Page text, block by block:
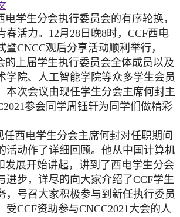
电学生分会执行委员会的有序轮换，
春活力。12月28日晚8时，CCF西电
暨CNCC观后分享活动顺利举行，
的上届学生执行委员会全体成员以及
学院、人工智能学院等众多学生会员
本次会议由现任学生分会主席何封主
2021参会同学周钰轩为同学们做精彩
任西电学生分会主席何封对任职期间
活动作了详细回顾。他从中国计算机
发展开始讲起，讲到了西电学生分会
进步，详尽的向大家介绍了CCF学生
，号召大家积极参与到新任执行委员
受CCF资助参与CNCC2021大会的人